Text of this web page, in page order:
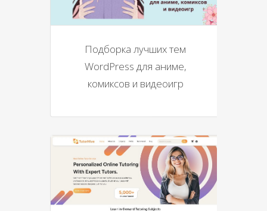
Подборка лучших тем
WordPress для аниме,
комиксов и видеоигр